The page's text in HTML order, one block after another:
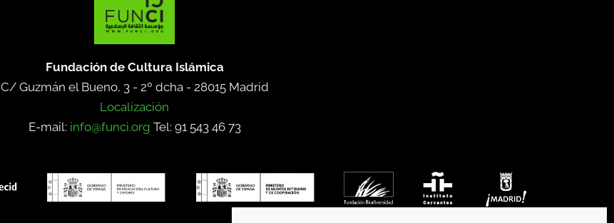
Fundación de Cultura Islámica
C/ Guzmán el Bueno, 3 - 2º dcha - 28015 Madrid
Localización
E-mail: info@funci.org Tel: 91 543 46 73